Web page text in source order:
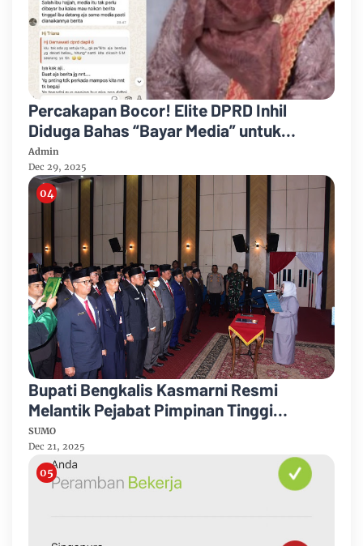
Percakapan Bocor! Elite DPRD Inhil
Diduga Bahas “Bayar Media” untuk
Dukung Kebijakan
Admin
Dec 29, 2025
Bupati Bengkalis Kasmarni Resmi
Melantik Pejabat Pimpinan Tinggi
Pratama
SUMO
Dec 21, 2025